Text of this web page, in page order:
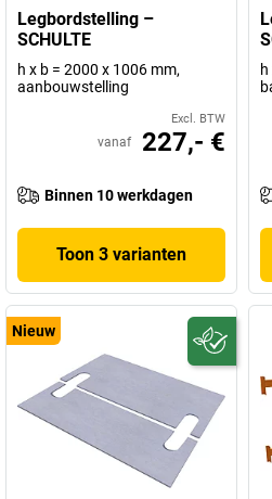
Legbordstelling –
SCHULTE
h x b = 2000 x 1006 mm,
aanbouwstelling
Excl. BTW
vanaf 227,- €
Binnen 10 werkdagen
Toon 3 varianten
Nieuw